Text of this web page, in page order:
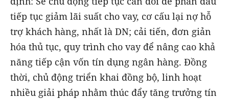
tiếp tục giảm lãi suất cho vay, cơ cấu lại nợ hỗ
trợ khách hàng, nhất là DN; cải tiến, đơn giản
hóa thủ tục, quy trình cho vay để nâng cao khả
năng tiếp cận vốn tín dụng ngân hàng. Đồng
thời, chủ động triển khai đồng bộ, linh hoạt
nhiều giải pháp nhằm thúc đẩy tăng trưởng tín